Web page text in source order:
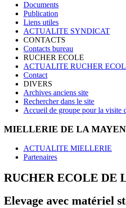
Documents
Publication
Liens utiles
ACTUALITE SYNDICAT
CONTACTS
Contacts bureau
RUCHER ECOLE
ACTUALITE RUCHER
Contact
DIVERS
Archives anciens site
Rechercher dans le site
Accueil de groupe pour la visite
MIELLERIE DE LA
ACTUALITE MIELLERIE
Partenaires
RUCHER ECOLE DE
Elevage avec matériel